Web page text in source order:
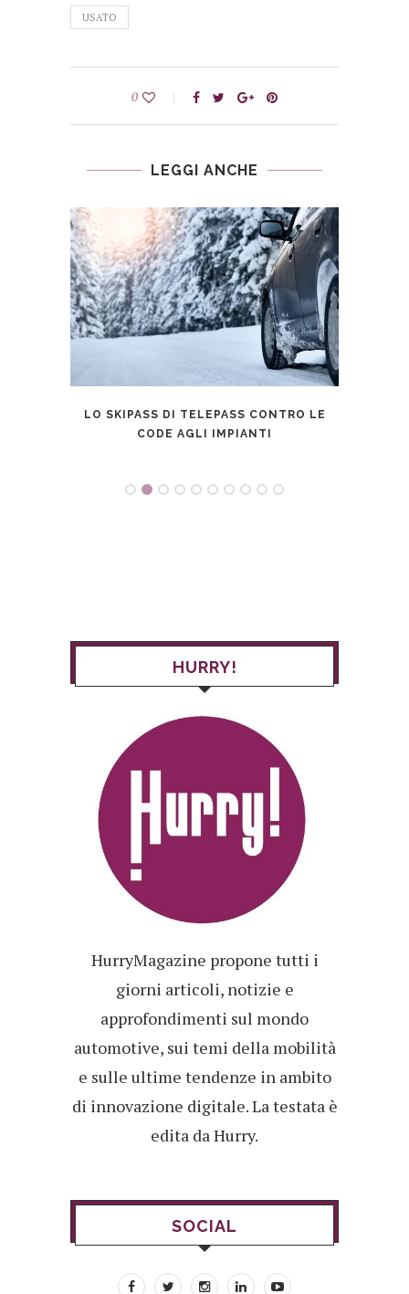
USATO
0
LEGGI ANCHE
LO SKIPASS DI TELEPASS CONTRO LE
CODE AGLI IMPIANTI
HURRY!
HurryMagazine propone tutti i
giorni articoli, notizie e
approfondimenti sul mondo
automotive, sui temi della mobilità
e sulle ultime tendenze in ambito
di innovazione digitale. La testata è
edita da Hurry.
SOCIAL